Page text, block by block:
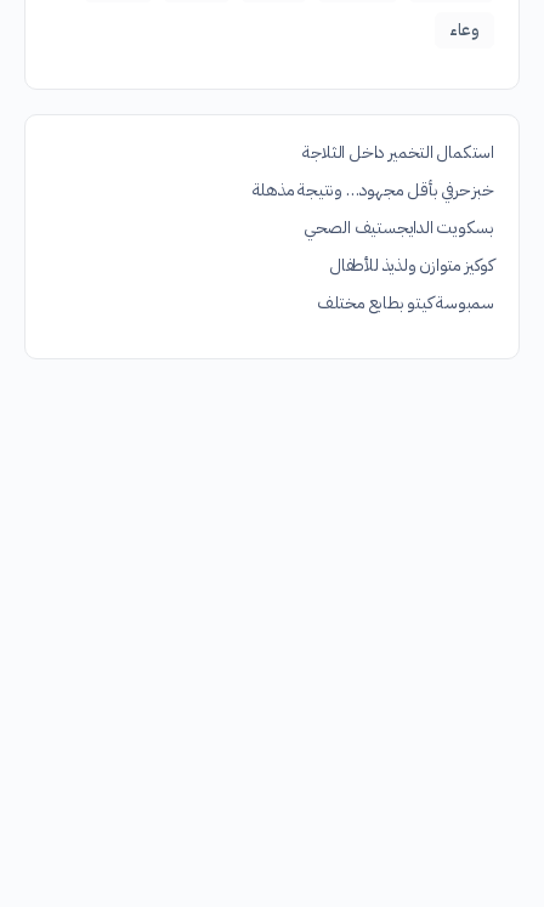
وعاء
استكمال التخمير داخل الثلاجة
خبز حرفي بأقل مجهود… ونتيجة مذهلة
بسكويت الدايجستيف الصحي
كوكيز متوازن ولذيذ للأطفال
سمبوسة كيتو بطابع مختلف